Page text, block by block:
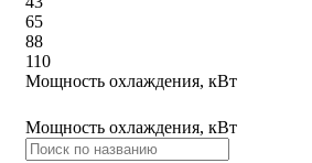
65
88
110
Мощность охлаждения, кВт
Мощность охлаждения, кВт